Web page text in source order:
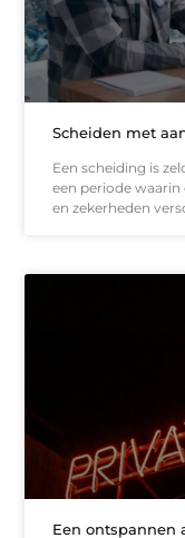
Scheiden met
Een scheiding is
een periode
en zekerheden
Een ontspannen